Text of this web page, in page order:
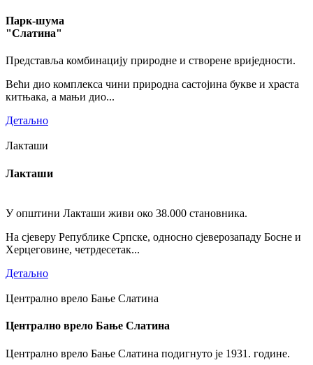
Парк-шума
"Слатина"
Представља комбинацију природне и створене вриједности.
Већи дио комплекса чини природна састојина букве и храста
китњака, а мањи дио...
Детаљно
Лакташи
Лакташи
У општини Лакташи живи око 38.000 становника.
На сјеверу Републике Српске, односно сјеверозападу Босне и
Херцеговине, четрдесетак...
Детаљно
Централно врело Бање Слатина
Централно врело Бање Слатина
Централно врело Бање Слатина подигнуто је 1931. године.